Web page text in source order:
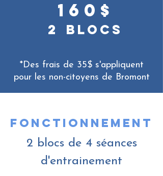
160$
2 blocs
*Des frais de 35$ s'appliquent
pour les non-citoyens de Bromont
Fonctionnement
2 blocs de 4 séances
d'entrainement